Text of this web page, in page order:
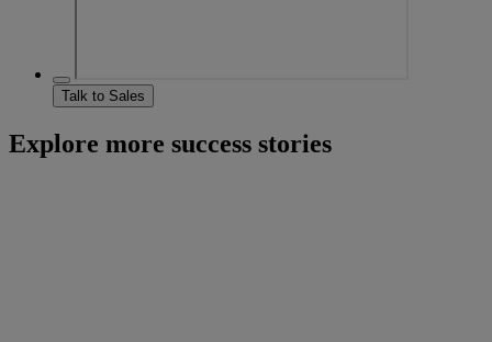
Talk to Sales
Explore more success stories